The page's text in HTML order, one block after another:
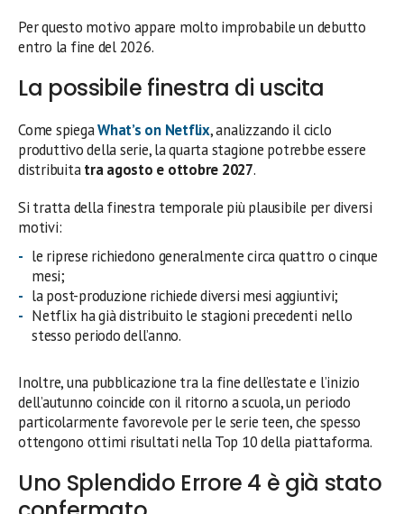
Per questo motivo appare molto improbabile un debutto
entro la fine del 2026.
La possibile finestra di uscita
Come spiegaWhat’s on Netflix, analizzando il ciclo
produttivo della serie, la quarta stagione potrebbe essere
distribuitatra agosto e ottobre 2027.
Si tratta della finestra temporale più plausibile per diversi
motivi:
le riprese richiedono generalmente circa quattro o cinque
mesi;
la post-produzione richiede diversi mesi aggiuntivi;
Netflix ha già distribuito le stagioni precedenti nello
stesso periodo dell’anno.
Inoltre, una pubblicazione tra la fine dell’estate e l’inizio
dell’autunno coincide con il ritorno a scuola, un periodo
particolarmente favorevole per le serie teen, che spesso
ottengono ottimi risultati nella Top 10 della piattaforma.
Uno Splendido Errore 4 è già stato